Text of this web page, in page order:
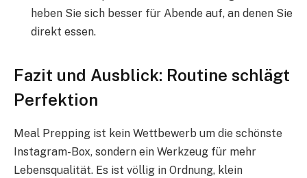
heben Sie sich besser für Abende auf, an denen Sie
direkt essen.
Fazit und Ausblick: Routine schlägt
Perfektion
Meal Prepping ist kein Wettbewerb um die schönste
Instagram-Box, sondern ein Werkzeug für mehr
Lebensqualität. Es ist völlig in Ordnung, klein